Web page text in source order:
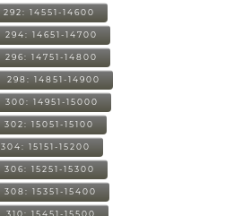
292: 14551-14600
294: 14651-14700
296: 14751-14800
298: 14851-14900
300: 14951-15000
302: 15051-15100
304: 15151-15200
306: 15251-15300
308: 15351-15400
310: 15451-15500